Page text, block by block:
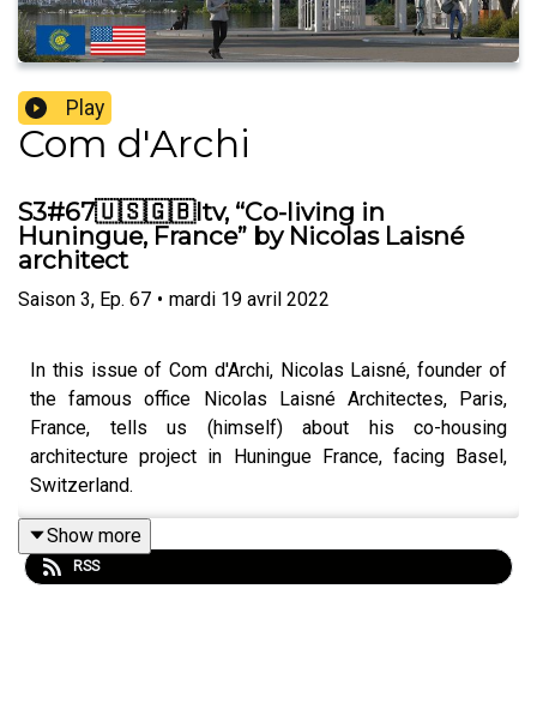
Play
Com d'Archi
S3#67🇺🇸🇬🇧Itv, “Co-living in
Huningue, France” by Nicolas Laisné
architect
Saison 3, Ep. 67 • mardi 19 avril 2022
In this issue of Com d'Archi, Nicolas Laisné, founder of
the famous office Nicolas Laisné Architectes, Paris,
France, tells us (himself) about his co-housing
architecture project in Huningue France, facing Basel,
Switzerland.
What if we redefined our ways of living together through
architecture? To be discovered in this issue.
Show more
RSS